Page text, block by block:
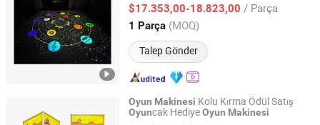
$17.353,00-18.823,00 / Parça
1 Parça (MOQ)
Talep Gönder
Guangdong, China Fiyat 2026
Oyun Makinesi Kolu Kırma Ödül Satış
Oyuncak HediyeOyun Makinesi
Guangzhou Zhuoman Animation Technology Co., Ltd.